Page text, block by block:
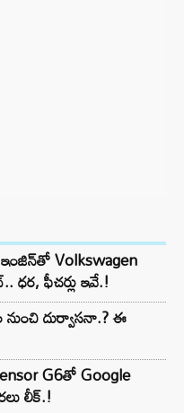
Volkswagen
ధర, ఫీచర్లు ఇవే.!
నుంచి దుర్వాసనా.? ఈ
G6తో Google
లీక్.!